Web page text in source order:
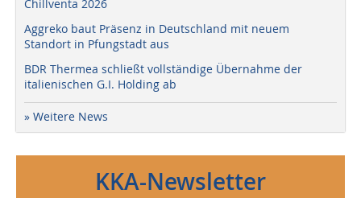
Chillventa 2026
Aggreko baut Präsenz in Deutschland mit neuem
Standort in Pfungstadt aus
BDR Thermea schließt vollständige Übernahme der
italienischen G.I. Holding ab
» Weitere News
KKA-Newsletter